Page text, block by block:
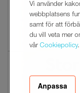
Vi använder
webbplatsens
samt för att
du vill veta mer
vår Cookiepolicy.
Anpassa